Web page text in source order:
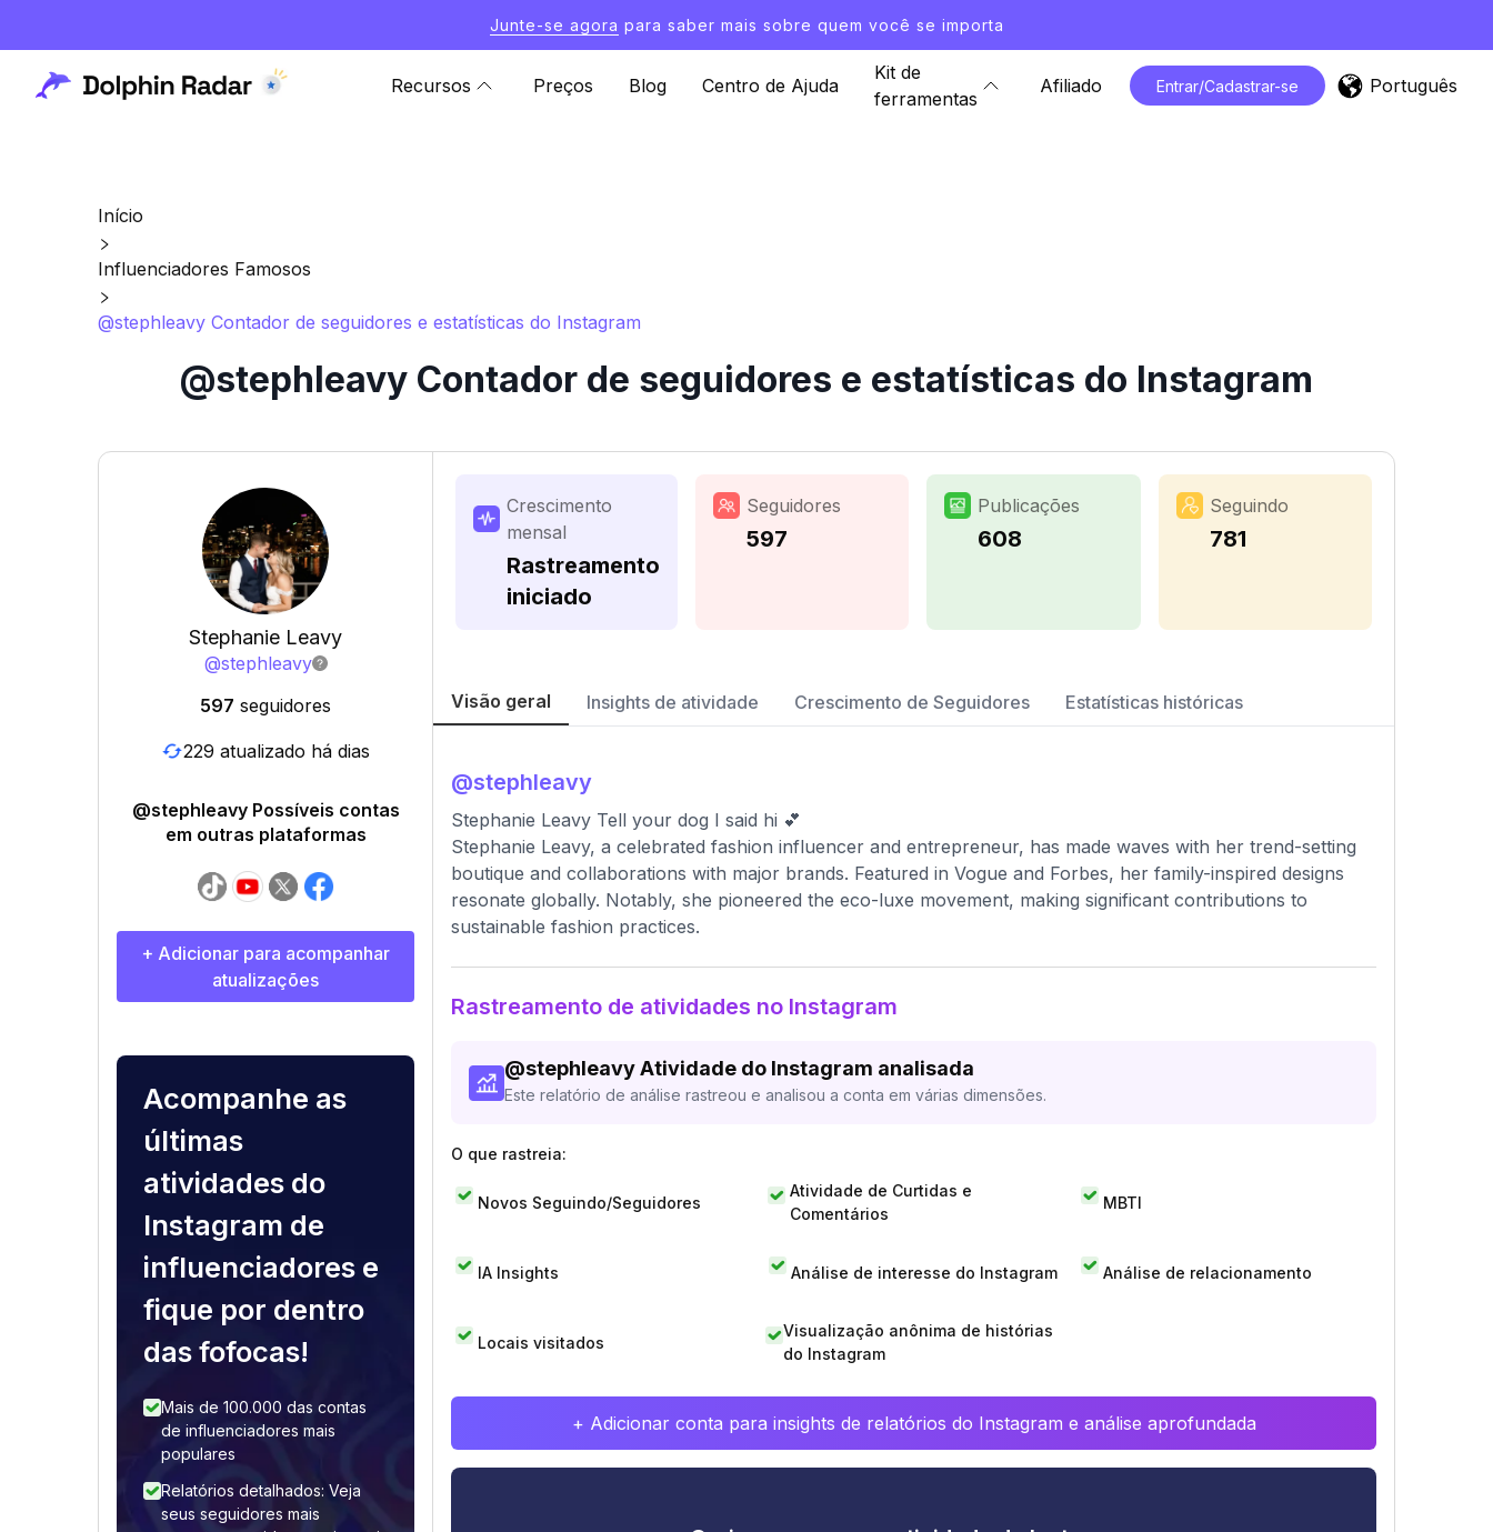
Junte-se agora para saber mais sobre quem você se importa
Recursos Preços Blog Centro de Ajuda
Kit de
ferramentas
Afiliado Entrar/Cadastrar-se Português
Início
Influenciadores Famosos
@stephleavy Contador de seguidores e estatísticas do Instagram
@stephleavy Contador de seguidores e estatísticas do Instagram
Stephanie Leavy
@stephleavy
597 seguidores
229 atualizado há dias
@stephleavy Possíveis contas
em outras plataformas
+ Adicionar para acompanhar
atualizações
Acompanhe as
últimas
atividades do
Instagram de
influenciadores e
fique por dentro
das fofocas!
Mais de 100.000 das contas
de influenciadores mais
populares
Relatórios detalhados: Veja
seus seguidores mais
Crescimento
mensal
Rastreamento
iniciado
Seguidores
597
Publicações
608
Seguindo
781
Visão geral Insights de atividade Crescimento de Seguidores Estatísticas históricas
@stephleavy
Stephanie Leavy Tell your dog I said hi 💕
Stephanie Leavy, a celebrated fashion influencer and entrepreneur, has made waves with her trend-setting
boutique and collaborations with major brands. Featured in Vogue and Forbes, her family-inspired designs
resonate globally. Notably, she pioneered the eco-luxe movement, making significant contributions to
sustainable fashion practices.
Rastreamento de atividades no Instagram
@stephleavyAtividade do Instagram analisada
Este relatório de análise rastreou e analisou a conta em várias dimensões.
O que rastreia:
Novos Seguindo/Seguidores
Atividade de Curtidas e
Comentários
MBTI
IA Insights Análise de interesse do Instagram Análise de relacionamento
Locais visitados
Visualização anônima de histórias
do Instagram
+ Adicionar conta para insights de relatórios do Instagram e análise aprofundada